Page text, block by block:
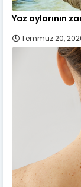
Yaz aylarının
Temmuz 20,